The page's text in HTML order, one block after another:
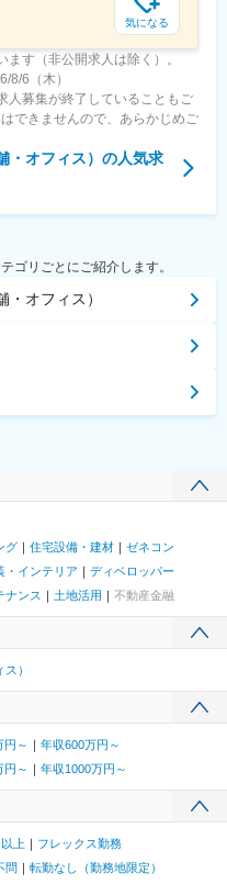
気になる
す（非公開求人は除く）。
8/6（木）
人募集が終了していることもご
できませんので、あらかじめご
オフィス） の人気求
ゴリごとにご紹介します。
オフィス）
グ
住宅設備・建材
ゼネコン
・インテリア
ディベロッパー
ナンス 土地活用 不動産金融
）
円～
年収600万円～
円～ 年収1000万円～
上
フレックス勤務
問 転勤なし（勤務地限定）